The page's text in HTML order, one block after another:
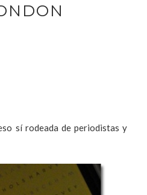
sí rodeada de periodistas y